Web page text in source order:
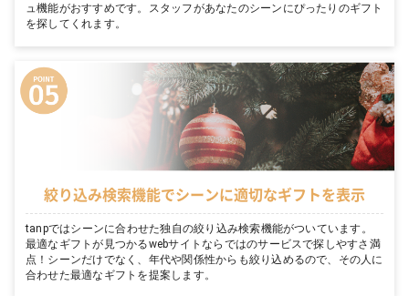
ュ機能がおすすめです。スタッフがあなたのシーンにぴったりのギフト
を探してくれます。
絞り込み検索機能でシーンに適切なギフトを表示
tanpではシーンに合わせた独自の絞り込み検索機能がついています。
最適なギフトが見つかるwebサイトならではのサービスで探しやすさ満
点！シーンだけでなく、年代や関係性からも絞り込めるので、その人に
合わせた最適なギフトを提案します。